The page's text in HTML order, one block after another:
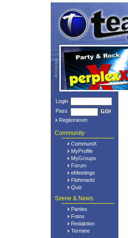
Login
Pass
Registrieren
Community
CommuniX
MyProfile
MyGroups
Forum
eMeetings
Flohmarkt
Quiz
Szene & News
Parties
Fotos
Redaktion
Termine